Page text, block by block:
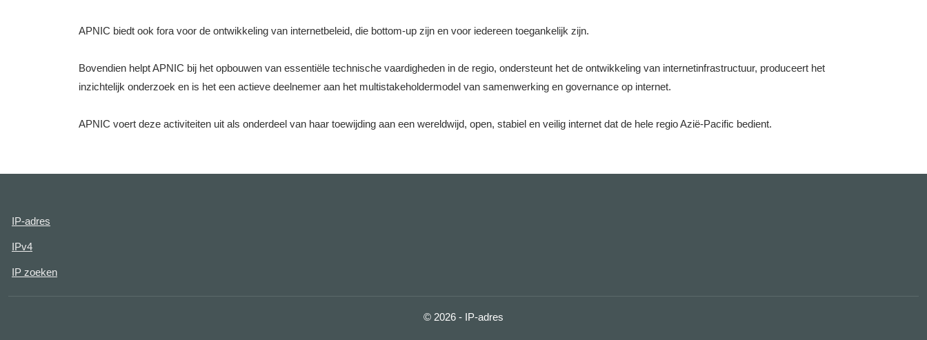
APNIC biedt ook fora voor de ontwikkeling van internetbeleid, die bottom-up zijn en voor iedereen toegankelijk zijn.
Bovendien helpt APNIC bij het opbouwen van essentiële technische vaardigheden in de regio, ondersteunt het de ontwikkeling van internetinfrastructuur, produceert het
inzichtelijk onderzoek en is het een actieve deelnemer aan het multistakeholdermodel van samenwerking en governance op internet.
APNIC voert deze activiteiten uit als onderdeel van haar toewijding aan een wereldwijd, open, stabiel en veilig internet dat de hele regio Azië-Pacific bedient.
IP-adres
IPv4
IP zoeken
© 2026 - IP-adres